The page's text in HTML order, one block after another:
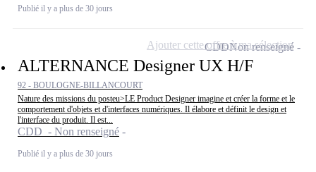
Publié il y a plus de 30 jours
ALTERNANCE Designer UX H/F
92 - BOULOGNE-BILLANCOURT
Nature des missions du posteu>LE Product Designer imagine et créer la forme et le
comportement d'objets et d'interfaces numériques. Il élabore et définit le design et
l'interface du produit. Il est...
CDD - Non renseigné
Publié il y a plus de 30 jours
CDDNon renseigné
Ajouter cette offre à ma sélection